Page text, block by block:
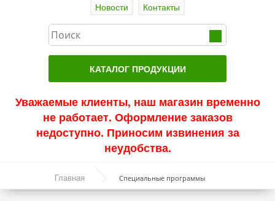
Новости
Контакты
КАТАЛОГ ПРОДУКЦИИ
Актуальные продукты
Акции
Синтетические масла
Уважаемые клиенты, наш магазин временно
не работает. Оформление заказов
недоступно. Приносим извинения за
неудобства.
Главная Специальные программы